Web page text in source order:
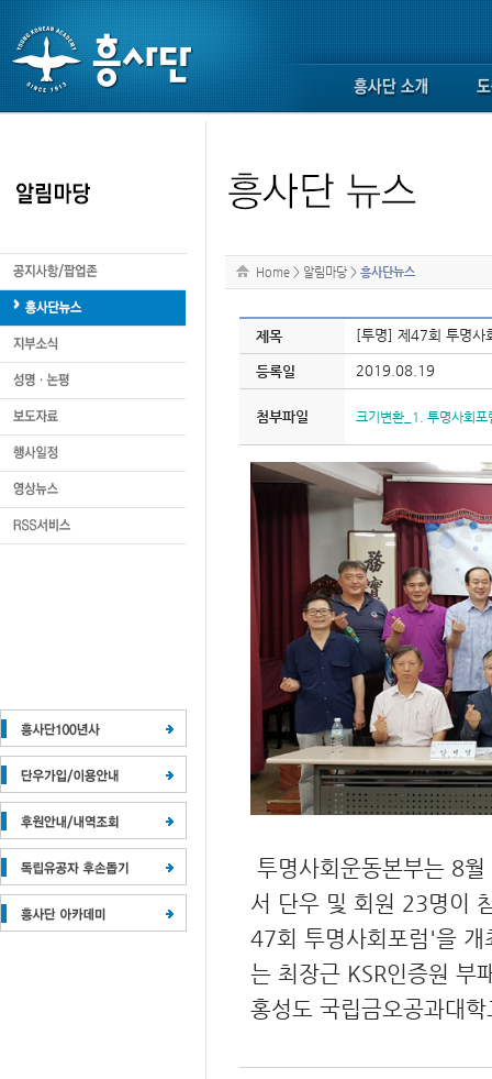
Home > 알림마당 > 흥사단뉴스
제목 [투명] 제47회 투명사
등록일 2019.08.19
첨부파일 크기변환_1. 투명사회
투명사회운동본부는 8
서 단우 및 회원 23명이
47회 투명사회포럼'을 개
는 최장근 KSR인증원 부
홍성도 국립금오공과대